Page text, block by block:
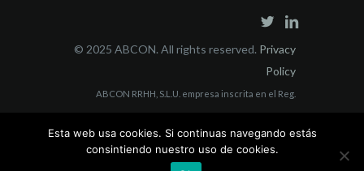
© 2025 ABCON. All rights reserved. Privacy
Policy
ABCON RRHH, S.L.U. empresa inscrita en el Reg.
domicilio social en C/ Juan Bravo, 3 A 228006 Madrid y
Esta web usa cookies. Si continuas navegando estás
consintiendo nuestro uso de cookies.